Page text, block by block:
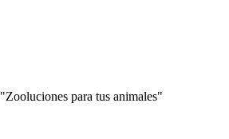
"Zooluciones para tus animales"